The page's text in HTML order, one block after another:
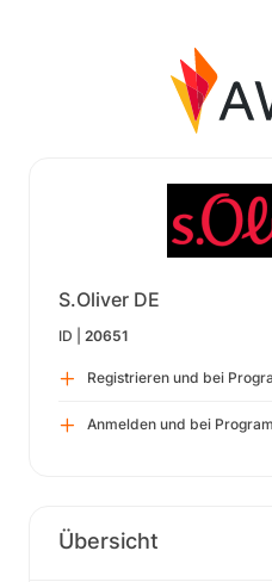
S.Oliver DE
ID | 20651
Registrieren und bei
Anmelden und bei
Übersicht